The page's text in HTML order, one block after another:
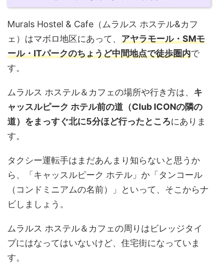
Murals Hostel & Cafe（ムラルス ホステル&カフ
ェ）はマボロ地区にあって、 アヤラモール・SMモ
ール・ITパークのちょうど中間地点で徒歩圏内で
す。
ムラルス ホステル＆カフェの場所や行き方は、 キ
ャッスルピーク ホテル前の道（Club ICONの隣の
道）をまっすぐ北に5分ほど行ったところにありま
す。
タクシー運転手はまだあんまり知らないと思うか
ら、「キャッスルピーク ホテル」か「タンコール
（コンドミニアムの名前）」といって、そこからナ
ビしましょう。
ムラルス ホステル＆カフェの周りはビレッジタイ
プにはなってはいないけど、住宅街になっていま
す。